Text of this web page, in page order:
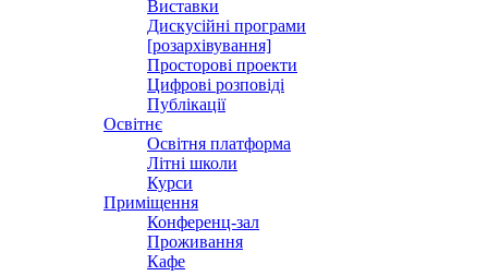
Виставки
Дискусійні програми
[розархівування]
Просторові проекти
Цифрові розповіді
Публікації
Освітнє
Освітня платформа
Літні школи
Курси
Приміщення
Конференц-зал
Проживання
Кафе